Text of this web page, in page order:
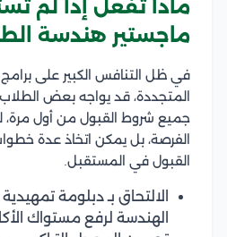
ماذا تفعل إذا لم
ماجستير هندسة
في ظل التنافس الكبير على
المتجددة، قد يواجه بعض
جميع شروط القبول من أول مرة،
الفرصة، بل يمكن اتخاذ عدة
القبول في المستقبل.
الالتحاق بـ دبلومة
الهندسة لرفع مستواك